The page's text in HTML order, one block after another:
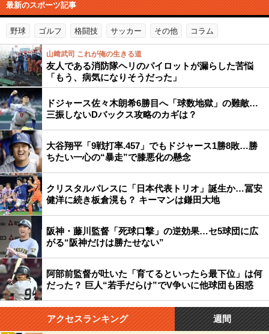
最新のスポーツ記事
野球 ゴルフ 格闘技 サッカー その他 コラム
山﨑武司 これが俺の生きる道
友人である消防隊ヘリのパイロットが漏らした苦悩
「もう、病気になりそうだった」
ドジャース佐々木朗希6勝目へ「球数地獄」の難敵…
三振しないDバックス攻略のカギは？
大谷翔平「9戦打率.457」でもドジャース1勝8敗…勝
ちたい一心の“暴走”で膝悪化の懸念
クリスタルパレスに「日本代表トリオ」誕生か…冨安
健洋に続き板倉滉も？ キーマンは鎌田大地
阪神・藤川監督「死球口撃」の逆効果…セ5球団に広
がる“阪神だけは勝たせない”
阿部前監督が吐いた「育てるといったら最下位」は何
だった？ 巨人“若手だらけ”でV争いに他球団も困惑
アクセスランキング 週間